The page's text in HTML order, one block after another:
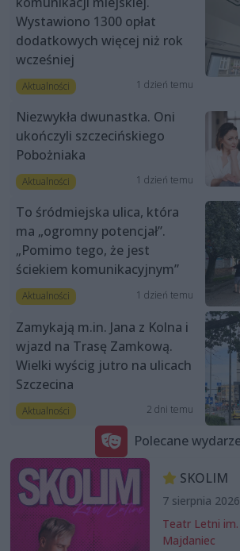
Wystawiono 1300 opłat
dodatkowych więcej niż rok
wcześniej
Aktualności 1 dzień temu
Niezwykła dwunastka. Oni
ukończyli szczecińskiego
Pobożniaka
Aktualności 1 dzień temu
To śródmiejska ulica, która
ma „ogromny potencjał”.
„Pomimo tego, że jest
ściekiem komunikacyjnym”
Aktualności 1 dzień temu
Zamykają m.in. Jana z Kolna i
wjazd na Trasę Zamkową.
Wielki wyścig jutro na ulicach
Szczecina
Aktualności 2 dni temu
Polecane
SKOLIM
7 sierpnia
Teatr Letni
Majdaniec